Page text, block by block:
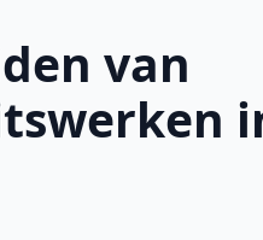
van